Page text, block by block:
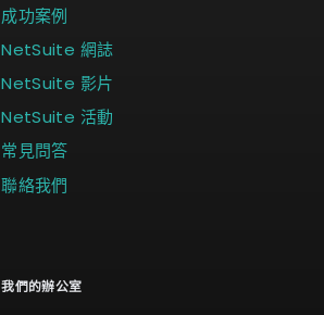
成功案例
NetSuite 網誌
NetSuite 影片
NetSuite 活動
常見問答
聯絡我們
我們的辦公室